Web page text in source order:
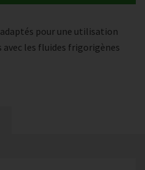
pour une utilisation
les fluides frigorigènes